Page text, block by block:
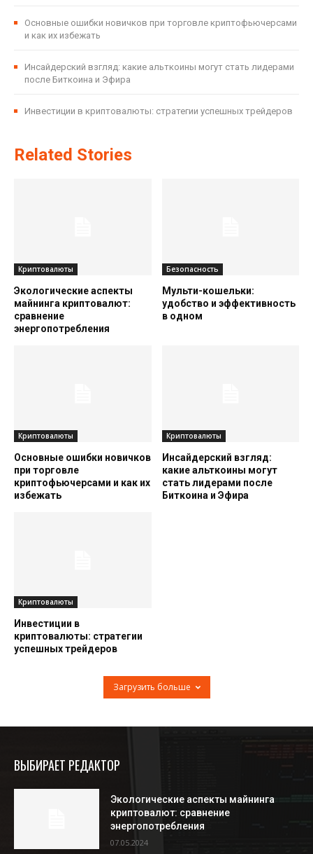
Основные ошибки новичков при торговле криптофьючерсами
и как их избежать
Инсайдерский взгляд: какие альткоины могут стать лидерами
после Биткоина и Эфира
Инвестиции в криптовалюты: стратегии успешных трейдеров
Related Stories
Криптовалюты
Экологические аспекты
майнинга криптовалют:
сравнение
энергопотребления
Безопасность
Мульти-кошельки:
удобство и эффективность
в одном
Криптовалюты
Основные ошибки новичков
при торговле
криптофьючерсами и как их
избежать
Криптовалюты
Инсайдерский взгляд:
какие альткоины могут
стать лидерами после
Биткоина и Эфира
Криптовалюты
Инвестиции в
криптовалюты: стратегии
успешных трейдеров
Загрузить больше
ВЫБИРАЕТ РЕДАКТОР
Экологические аспекты майнинга
криптовалют: сравнение
энергопотребления
07.05.2024